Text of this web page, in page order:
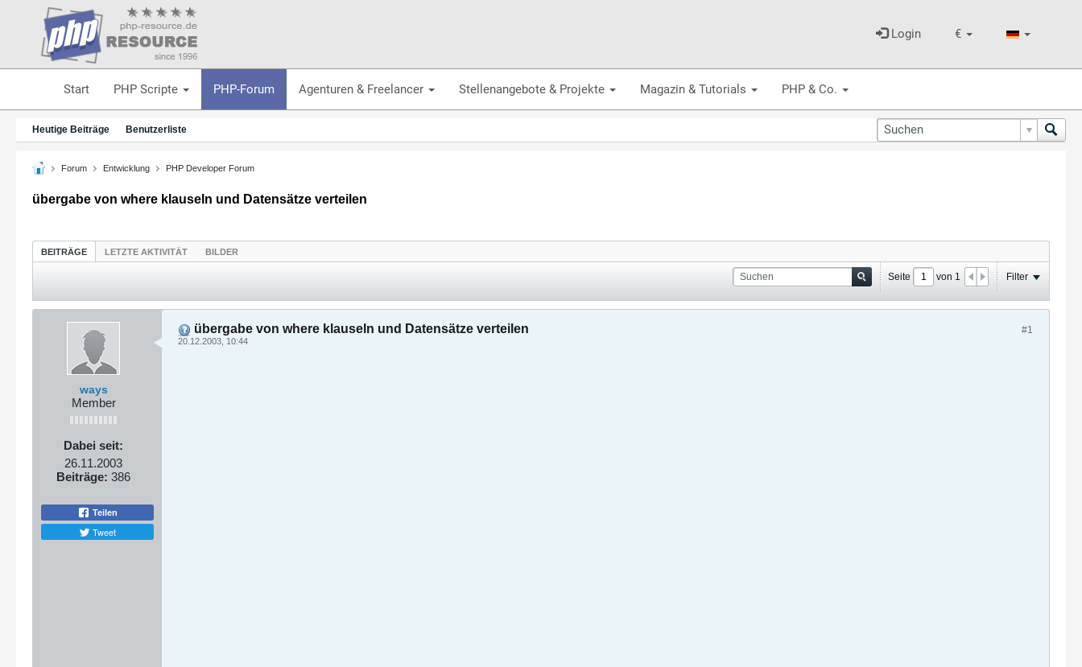
€
Login
Start PHP Scripte PHP-Forum Agenturen & Freelancer Stellenangebote & Projekte Magazin & Tutorials PHP & Co.
Heutige Beiträge Benutzerliste
Forum Entwicklung PHP Developer Forum
übergabe von where klauseln und Datensätze verteilen
BEITRÄGE LETZTE AKTIVITÄT BILDER
Seite von 1 Filter
ways
Member
Dabei seit:
26.11.2003
Beiträge: 386
Teilen
Tweet
#1
übergabe von where klauseln und Datensätze verteilen
20.12.2003, 10:44